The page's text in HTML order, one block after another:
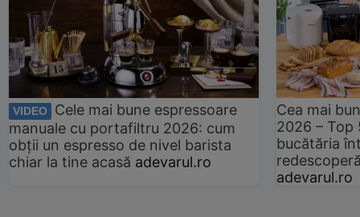
VIDEO
Cele mai bune espressoare
manuale cu portafiltru 2026: cum
obții un espresso de nivel barista
chiar la tine acasă adevarul.ro
Cea mai
2026 –
bucătăria
adevarul.ro